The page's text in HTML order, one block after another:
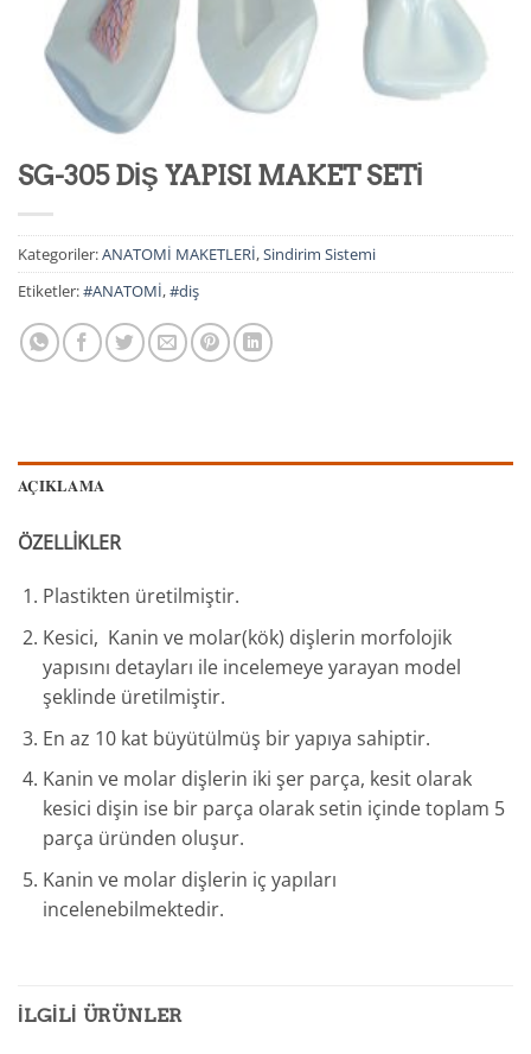
SG-305 DİŞ YAPISI MAKET SETİ
Kategoriler:ANATOMİ MAKETLERİ,Sindirim Sistemi
Etiketler:#ANATOMİ,#diş
AÇIKLAMA
ÖZELLİKLER
Plastikten üretilmiştir.
Kesici, Kanin ve molar(kök) dişlerin morfolojik
yapısını detayları ile incelemeye yarayan model
şeklinde üretilmiştir.
En az 10 kat büyütülmüş bir yapıya sahiptir.
Kanin ve molar dişlerin iki şer parça, kesit olarak
kesici dişin ise bir parça olarak setin içinde toplam 5
parça üründen oluşur.
Kanin ve molar dişlerin iç yapıları
incelenebilmektedir.
İLGILI ÜRÜNLER